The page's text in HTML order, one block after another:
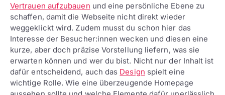
Vertrauen aufzubauen und eine persönliche Ebene zu
schaffen, damit die Webseite nicht direkt wieder
weggeklickt wird. Zudem musst du schon hier das
Interesse der Besucher:innen wecken und diesen eine
kurze, aber doch präzise Vorstellung liefern, was sie
erwarten können und wer du bist. Nicht nur der Inhalt ist
dafür entscheidend, auch das Design spielt eine
wichtige Rolle. Wie eine überzeugende Homepage